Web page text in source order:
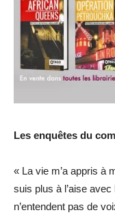
Les enquêtes du
« La vie m’a appris à
suis plus à l’aise
n’entendent pas de